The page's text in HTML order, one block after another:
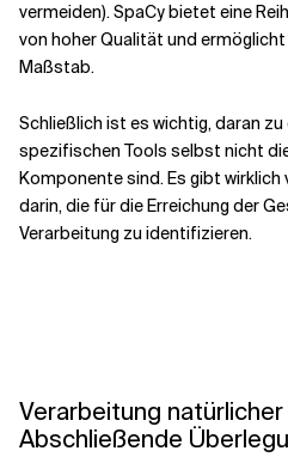
vermeiden). SpaCy bietet eine
von hoher Qualität und
Maßstab.
Schließlich ist es wichtig, daran
spezifischen Tools selbst nicht
Komponente sind. Es gibt
darin, die für die Erreichung der
Verarbeitung zu identifizieren.
Verarbeitung
Abschließende